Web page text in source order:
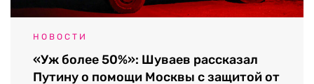
НОВОСТИ
«Уж более 50%»: Шуваев рассказал
Путину о помощи Москвы с защитой от